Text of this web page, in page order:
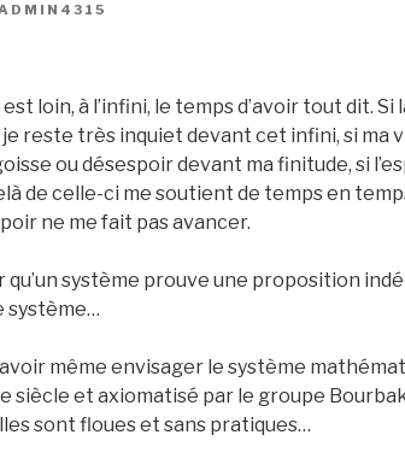
loin, à l’infini, le temps d’avoir tout dit. Si
je reste très inquiet devant cet infini, si ma
ou désespoir devant ma finitude, si
de celle-ci me soutient de temps en
ne me fait pas avancer.
qu’un système prouve une proposition
système…
même envisager le système
siècle et axiomatisé par le groupe
sont floues et sans pratiques…